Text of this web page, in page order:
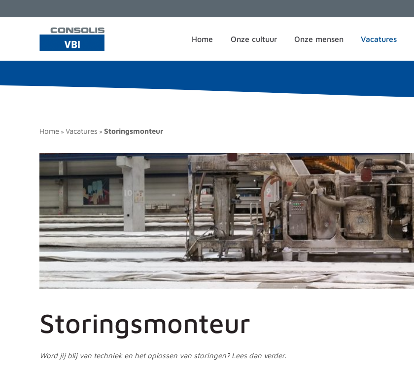
Home Onze cultuur Onze mensen Vacatures
Home » Vacatures » Storingsmonteur
Storingsmonteur
Word jij blij van techniek en het oplossen van storingen? Lees dan verder.